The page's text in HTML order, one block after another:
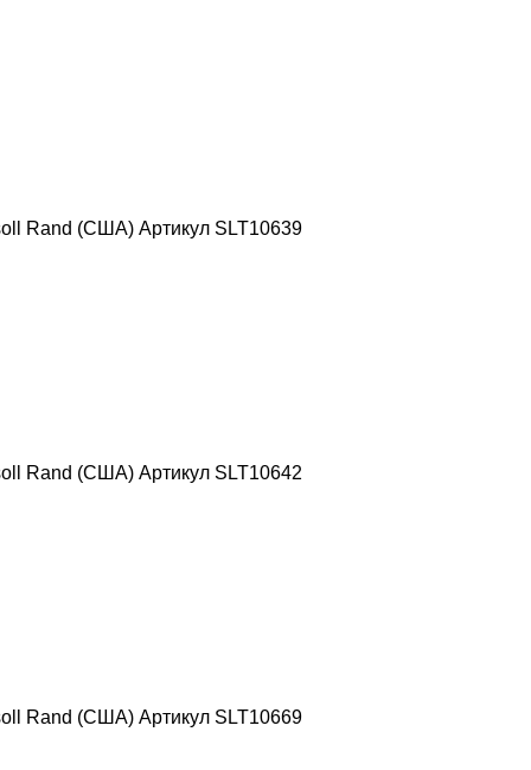
Rand (США) Артикул SLT10639
Rand (США) Артикул SLT10642
Rand (США) Артикул SLT10669